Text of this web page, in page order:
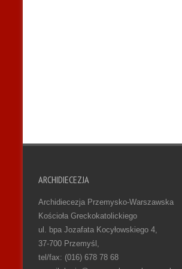
ARCHIDIECEZJA
Archidiecezja Przemysko-Warszawska
Kościoła Greckokatolickiego
ul. bpa Jozafata Kocyłowskiego 4,
37-700 Przemyśl,
tel/fax: (016) 678 78 68